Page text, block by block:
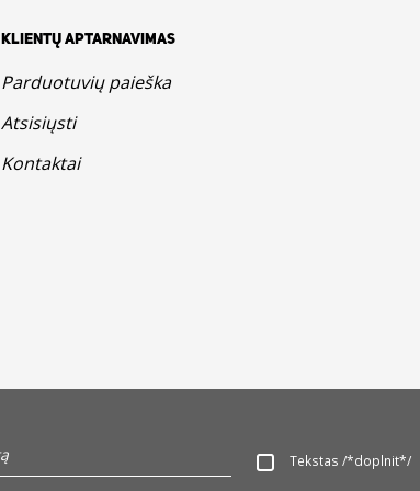
KLIENTŲ APTARNAVIMAS
Parduotuvių paieška
Atsisiųsti
Kontaktai
Tekstas /*doplnit*/